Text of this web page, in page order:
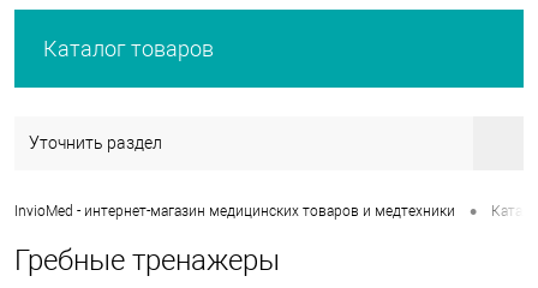
Каталог товаров
Уточнить раздел
InvioMed - интернет-магазин медицинских товаров и медтехники •
Гребные тренажеры